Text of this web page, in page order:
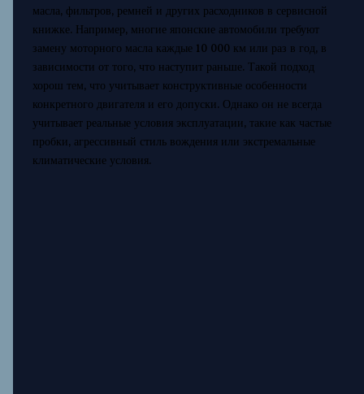
масла, фильтров, ремней и других расходников в сервисной
книжке. Например, многие японские автомобили требуют
замену моторного масла каждые 10 000 км или раз в год, в
зависимости от того, что наступит раньше. Такой подход
хорош тем, что учитывает конструктивные особенности
конкретного двигателя и его допуски. Однако он не всегда
учитывает реальные условия эксплуатации, такие как частые
пробки, агрессивный стиль вождения или экстремальные
климатические условия.